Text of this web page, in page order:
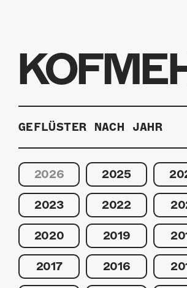
GEFLÜSTER NACH JAHR
2026 2025
2023 2022
2020 2019
2017 2016